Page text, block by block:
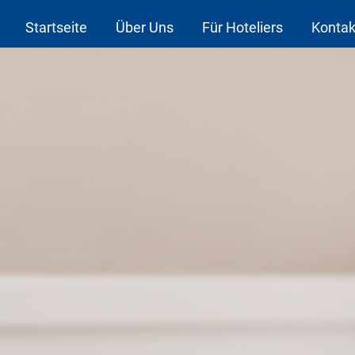
Startseite Über Uns Für Hoteliers